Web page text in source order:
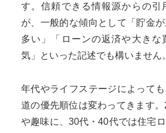
す。信頼できる情報源からの引
が、一般的な傾向として「貯金
多い」「ローンの返済や大きな
気」といった記述でも構いません
年代やライフステージによって
道の優先順位は変わってきます
や趣味に、30代・40代では住宅ロ